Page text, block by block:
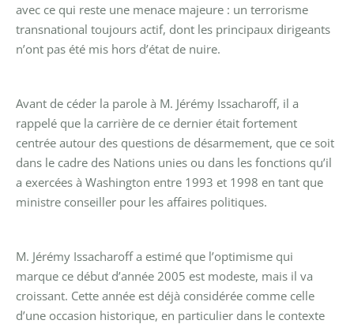
avec ce qui reste une menace majeure : un terrorisme
transnational toujours actif, dont les principaux dirigeants
n’ont pas été mis hors d’état de nuire.
Avant de céder la parole à M. Jérémy Issacharoff, il a
rappelé que la carrière de ce dernier était fortement
centrée autour des questions de désarmement, que ce soit
dans le cadre des Nations unies ou dans les fonctions qu’il
a exercées à Washington entre 1993 et 1998 en tant que
ministre conseiller pour les affaires politiques.
M. Jérémy Issacharoff a estimé que l’optimisme qui
marque ce début d’année 2005 est modeste, mais il va
croissant. Cette année est déjà considérée comme celle
d’une occasion historique, en particulier dans le contexte